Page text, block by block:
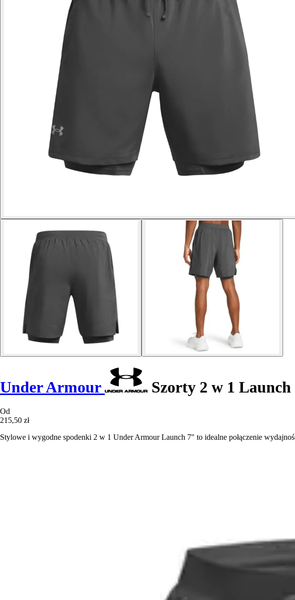
Under Armour Szorty 2 w 1
Od
215,50 zł
Stylowe i wygodne spodenki 2 w 1 Under Armour Launch 7" to idealne połączenie